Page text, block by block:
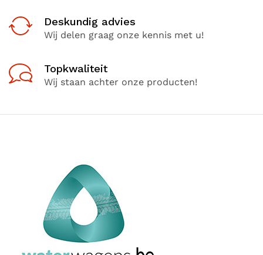
Deskundig advies
Wij delen graag onze kennis met u!
Topkwaliteit
Wij staan achter onze producten!